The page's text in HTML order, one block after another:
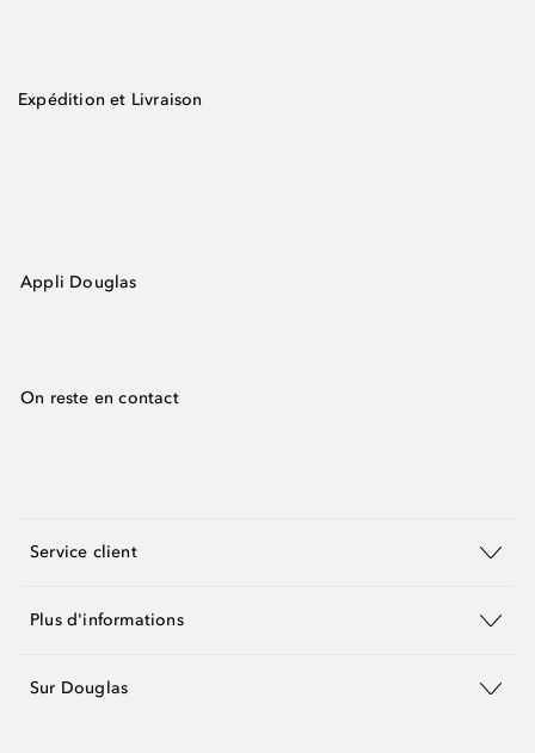
Expédition et Livraison
Appli Douglas
On reste en contact
Service client
Plus d'informations
Sur Douglas